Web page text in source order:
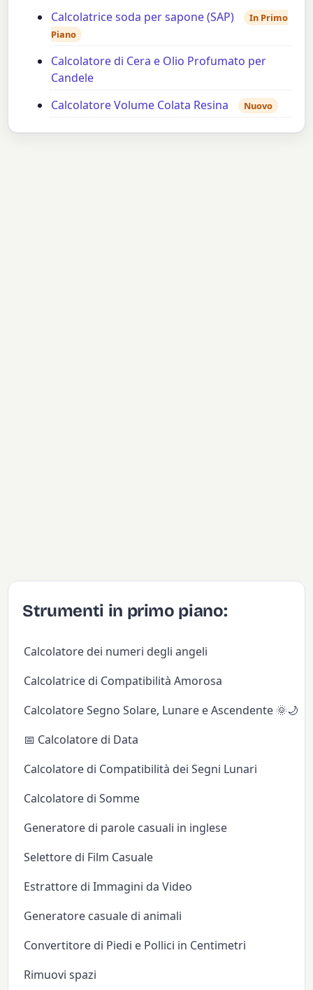
Calcolatrice soda per sapone (SAP)
In Primo
Piano
Calcolatore di Cera e Olio Profumato per
Candele
Calcolatore Volume Colata Resina
Nuovo
Strumenti in primo piano:
Calcolatore dei numeri degli angeli
Calcolatrice di Compatibilità Amorosa
Calcolatore Segno Solare, Lunare e Ascendente 🌞🌙✨
📅 Calcolatore di Data
Calcolatore di Compatibilità dei Segni Lunari
Calcolatore di Somme
Generatore di parole casuali in inglese
Selettore di Film Casuale
Estrattore di Immagini da Video
Generatore casuale di animali
Convertitore di Piedi e Pollici in Centimetri
Rimuovi spazi